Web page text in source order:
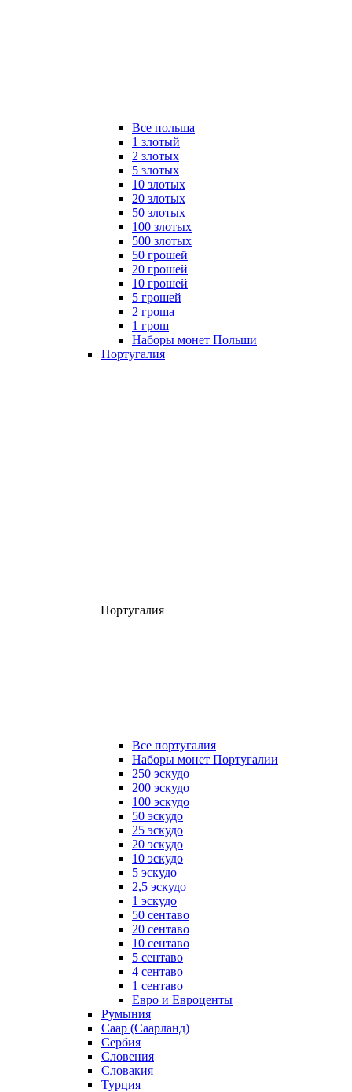
Все польша
1 злотый
2 злотых
5 злотых
10 злотых
20 злотых
50 злотых
100 злотых
500 злотых
50 грошей
20 грошей
10 грошей
5 грошей
2 гроша
1 грош
Наборы монет Польши
Португалия
Португалия
Все португалия
Наборы монет Португалии
250 эскудо
200 эскудо
100 эскудо
50 эскудо
25 эскудо
20 эскудо
10 эскудо
5 эскудо
2,5 эскудо
1 эскудо
50 сентаво
20 сентаво
10 сентаво
5 сентаво
4 сентаво
1 сентаво
Евро и Евроценты
Румыния
Саар (Саарланд)
Сербия
Словения
Словакия
Турция